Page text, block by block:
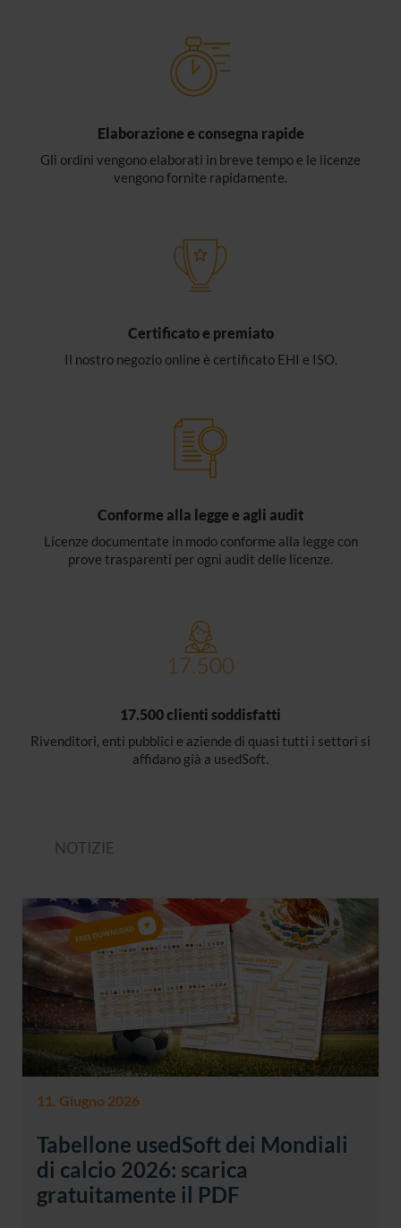
Elaborazione e consegna rapide
Gli ordini vengono elaborati in breve tempo e le licenze
vengono fornite rapidamente.
Certificato e premiato
Il nostro negozio online è certificato EHI e ISO.
Conforme alla legge e agli audit
Licenze documentate in modo conforme alla legge con
prove trasparenti per ogni audit delle licenze.
17.500 clienti soddisfatti
Rivenditori, enti pubblici e aziende di quasi tutti i settori si
affidano già a usedSoft.
NOTIZIE
11. Giugno 2026
Tabellone usedSoft dei Mondiali
di calcio 2026: scarica
gratuitamente il PDF